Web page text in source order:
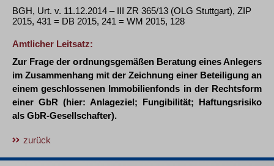
BGH, Urt. v. 11.12.2014 – III ZR 365/13 (OLG Stuttgart), ZIP
2015, 431 = DB 2015, 241 = WM 2015, 128
Amtlicher Leitsatz:
Zur Frage der ordnungsgemäßen Beratung eines Anlegers
im Zusammenhang mit der Zeichnung einer Beteiligung an
einem geschlossenen Immobilienfonds in der Rechtsform
einer GbR (hier: Anlageziel; Fungibilität; Haftungsrisiko
als GbR-Gesellschafter).
zurück